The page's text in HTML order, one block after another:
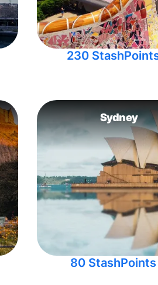
230
Sydney
80 StashPoints